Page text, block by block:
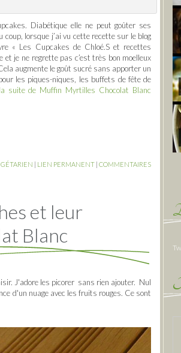
Diabétique elle ne peut goûter ses
lorsque j’ai vu cette recette sur le blog
« Les Cupcakes de Chloé.S et recettes
je ne regrette pas c’est très bon moelleux
augmente le goût sucré sans apporter un
les piques-niques, les buffets de fête de
suite de Muffin Myrtilles Chocolat Blanc
| LIEN PERMANENT | COMMENTAIRES
et leur
Blanc
J'adore les picorer sans rien ajouter. Nul
d'un nuage avec les fruits rouges. Ce sont